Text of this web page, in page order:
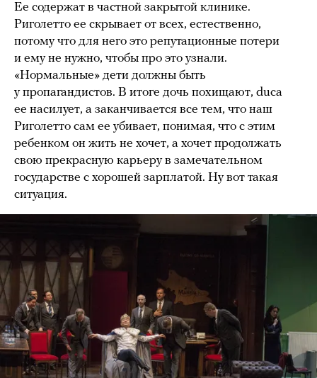
Ее содержат в частной закрытой клинике.
Риголетто ее скрывает от всех, естественно,
потому что для него это репутационные потери
и ему не нужно, чтобы про это узнали.
«Нормальные» дети должны быть
у пропагандистов. В итоге дочь похищают, duca
ее насилует, а заканчивается все тем, что наш
Риголетто сам ее убивает, понимая, что с этим
ребенком он жить не хочет, а хочет продолжать
свою прекрасную карьеру в замечательном
государстве с хорошей зарплатой. Ну вот такая
ситуация.